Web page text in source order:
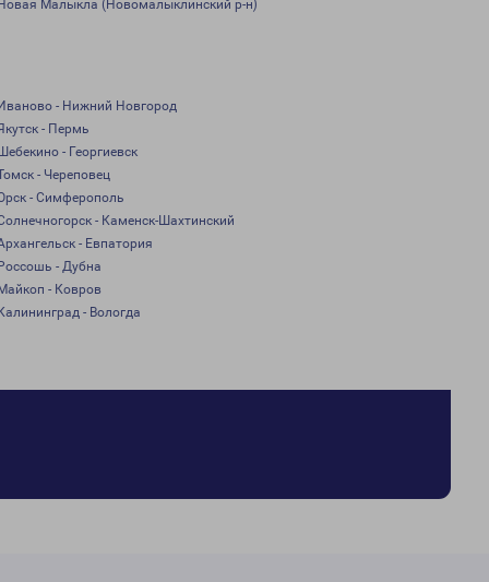
Малыкла (Новомалыклинский р-н)
- Нижний Новгород
- Пермь
- Георгиевск
- Череповец
- Симферополь
- Каменск-Шахтинский
- Евпатория
- Дубна
- Ковров
- Вологда